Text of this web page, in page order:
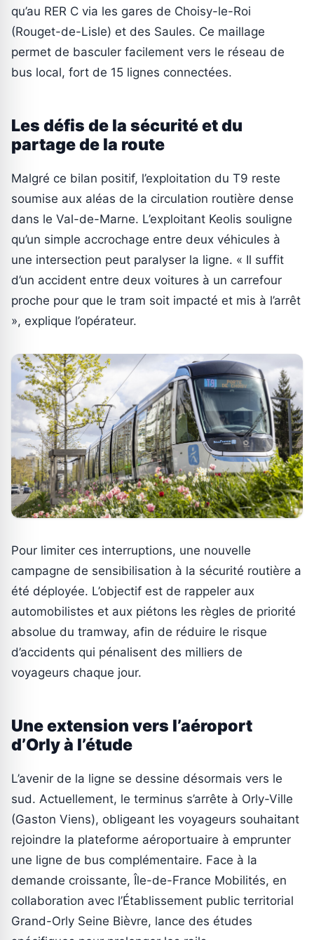
qu’au RER C via les gares de Choisy-le-Roi
(Rouget-de-Lisle) et des Saules. Ce maillage
permet de basculer facilement vers le réseau de
bus local, fort de 15 lignes connectées.
Les défis de la sécurité et du
partage de la route
Malgré ce bilan positif, l’exploitation du T9 reste
soumise aux aléas de la circulation routière dense
dans le Val-de-Marne. L’exploitant Keolis souligne
qu’un simple accrochage entre deux véhicules à
une intersection peut paralyser la ligne. « Il suffit
d’un accident entre deux voitures à un carrefour
proche pour que le tram soit impacté et mis à l’arrêt
», explique l’opérateur.
Pour limiter ces interruptions, une nouvelle
campagne de sensibilisation à la sécurité routière a
été déployée. L’objectif est de rappeler aux
automobilistes et aux piétons les règles de priorité
absolue du tramway, afin de réduire le risque
d’accidents qui pénalisent des milliers de
voyageurs chaque jour.
Une extension vers l’aéroport
d’Orly à l’étude
L’avenir de la ligne se dessine désormais vers le
sud. Actuellement, le terminus s’arrête à Orly-Ville
(Gaston Viens), obligeant les voyageurs souhaitant
rejoindre la plateforme aéroportuaire à emprunter
une ligne de bus complémentaire. Face à la
demande croissante, Île-de-France Mobilités, en
collaboration avec l’Établissement public territorial
Grand-Orly Seine Bièvre, lance des études